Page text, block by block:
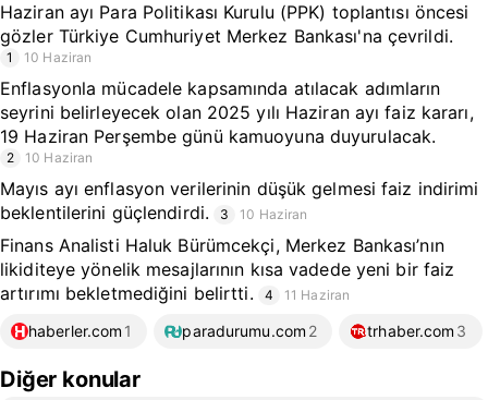
Haziran ayı Para Politikası Kurulu (PPK) toplantısı öncesi
gözler Türkiye Cumhuriyet Merkez Bankası'na çevrildi.
1 10 Haziran
Enflasyonla mücadele kapsamında atılacak adımların
seyrini belirleyecek olan 2025 yılı Haziran ayı faiz kararı,
19 Haziran Perşembe günü kamuoyuna duyurulacak.
2 10 Haziran
Mayıs ayı enflasyon verilerinin düşük gelmesi faiz indirimi
beklentilerini güçlendirdi.
3 10 Haziran
Finans Analisti Haluk Bürümcekçi, Merkez Bankası’nın
likiditeye yönelik mesajlarının kısa vadede yeni bir faiz
artırımı bekletmediğini belirtti.
4 11 Haziran
haberler.com 1 paradurumu.com 2 trhaber.com 3
Diğer konular